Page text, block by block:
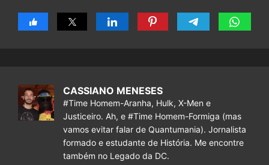
CASSIANO MENESES
#Time Homem-Aranha, Hulk, X-Men e
Justiceiro. Ah, e #Time Homem-Formiga (mas
vamos evitar falar de Quantumania). Jornalista
formado e estudante de História. Me encontre
também no Legado da DC.